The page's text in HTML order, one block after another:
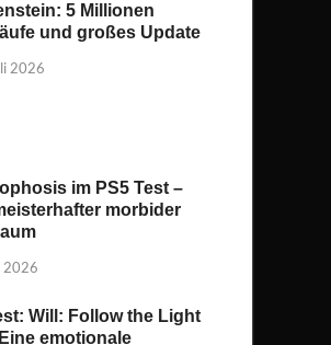
5 Millionen
und großes Update
2026
im PS5 Test –
morbider
2026
Will: Follow the Light
emotionale